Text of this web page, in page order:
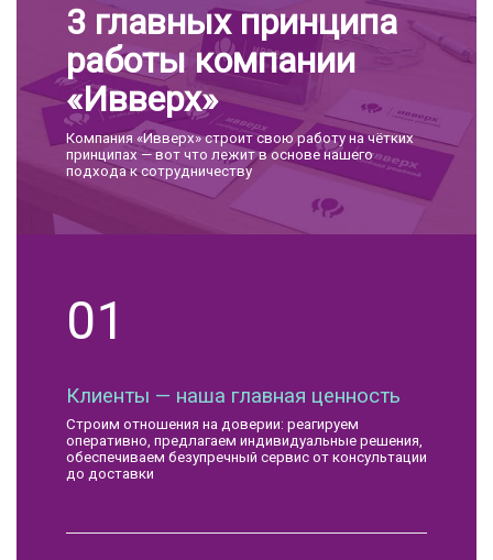
3 главных принципа
работы компании
«Ивверх»
Компания «Ивверх» строит свою работу на чётких
принципах — вот что лежит в основе нашего
подхода к сотрудничеству
01
Клиенты — наша главная ценность
Строим отношения на доверии: реагируем
оперативно, предлагаем индивидуальные решения,
обеспечиваем безупречный сервис от консультации
до доставки